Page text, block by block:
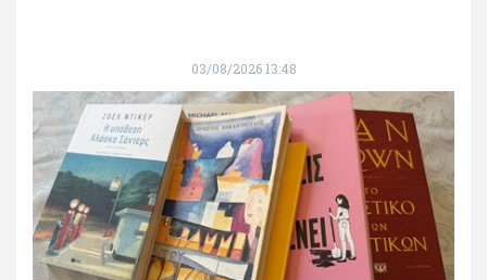
03/08/2026 13:48